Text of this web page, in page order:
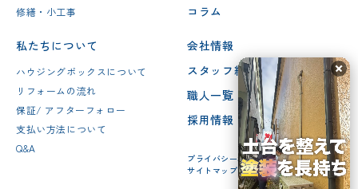
修繕・小工事
コラム
私たちについて
ハウジングボックスについて
リフォームの流れ
保証/ アフターフォロー
支払い方法について
Q&A
会社情報
スタッフ紹介
職人一覧
採用情報
プライバシーポリシー
サイトマップ